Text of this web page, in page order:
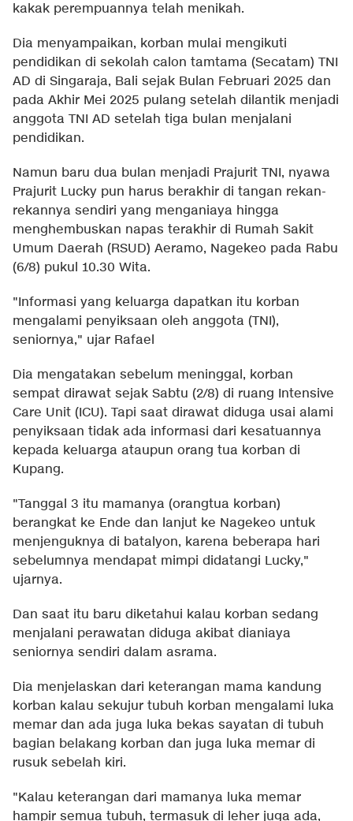
kakak perempuannya telah menikah.
Dia menyampaikan, korban mulai mengikuti
pendidikan di sekolah calon tamtama (Secatam) TNI
AD di Singaraja, Bali sejak Bulan Februari 2025 dan
pada Akhir Mei 2025 pulang setelah dilantik menjadi
anggota TNI AD setelah tiga bulan menjalani
pendidikan.
Namun baru dua bulan menjadi Prajurit TNI, nyawa
Prajurit Lucky pun harus berakhir di tangan rekan-
rekannya sendiri yang menganiaya hingga
menghembuskan napas terakhir di Rumah Sakit
Umum Daerah (RSUD) Aeramo, Nagekeo pada Rabu
(6/8) pukul 10.30 Wita.
"Informasi yang keluarga dapatkan itu korban
mengalami penyiksaan oleh anggota (TNI),
seniornya," ujar Rafael
Dia mengatakan sebelum meninggal, korban
sempat dirawat sejak Sabtu (2/8) di ruang Intensive
Care Unit (ICU). Tapi saat dirawat diduga usai alami
penyiksaan tidak ada informasi dari kesatuannya
kepada keluarga ataupun orang tua korban di
Kupang.
"Tanggal 3 itu mamanya (orangtua korban)
berangkat ke Ende dan lanjut ke Nagekeo untuk
menjenguknya di batalyon, karena beberapa hari
sebelumnya mendapat mimpi didatangi Lucky,"
ujarnya.
Dan saat itu baru diketahui kalau korban sedang
menjalani perawatan diduga akibat dianiaya
seniornya sendiri dalam asrama.
Dia menjelaskan dari keterangan mama kandung
korban kalau sekujur tubuh korban mengalami luka
memar dan ada juga luka bekas sayatan di tubuh
bagian belakang korban dan juga luka memar di
rusuk sebelah kiri.
"Kalau keterangan dari mamanya luka memar
hampir semua tubuh, termasuk di leher juga ada,